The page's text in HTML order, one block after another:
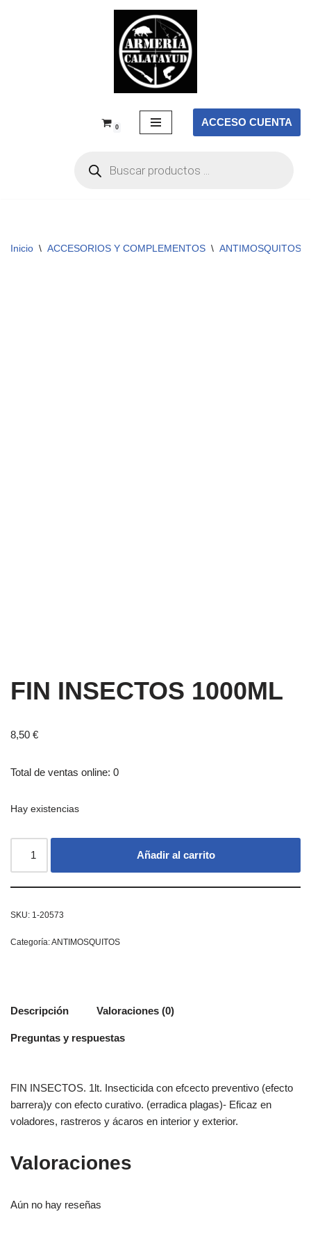
0 ACCESO CUENTA
Inicio \ ACCESORIOS Y COMPLEMENTOS \ ANTIMOSQUITOS
FIN INSECTOS 1000ML
8,50 €
Total de ventas online: 0
Hay existencias
Añadir al carrito
SKU: 1-20573
Categoría:ANTIMOSQUITOS
Descripción Valoraciones (0)
Preguntas y respuestas
FIN INSECTOS. 1lt. Insecticida con efcecto preventivo (efecto
barrera)y con efecto curativo. (erradica plagas)- Eficaz en
voladores, rastreros y ácaros en interior y exterior.
Valoraciones
Aún no hay reseñas